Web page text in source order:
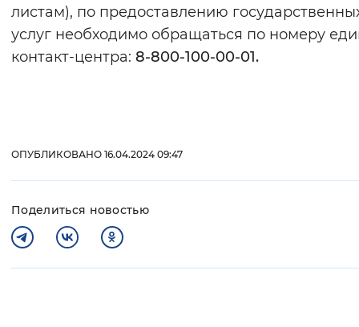
листам), по предоставлению
услуг необходимо обращаться по номеру
контакт-центра: 8-800-100-00-01.
ОПУБЛИКОВАНО 16.04.2024 09:47
Поделиться новостью